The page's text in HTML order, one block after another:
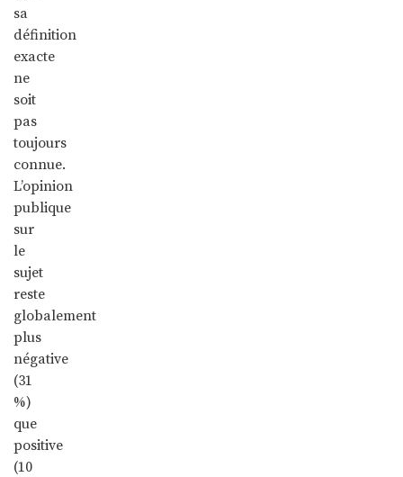
sa
définition
exacte
ne
soit
pas
toujours
connue.
L’opinion
publique
sur
le
sujet
reste
globalement
plus
négative
(31
%)
que
positive
(10